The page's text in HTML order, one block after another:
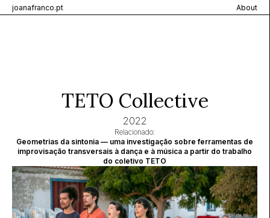
joanafranco.pt About
TETO Collective
2022
Relacionado:
Geometrias da sintonia — uma investigação sobre ferramentas de
improvisação transversais à dança e à música a partir do trabalho
do coletivo TETO